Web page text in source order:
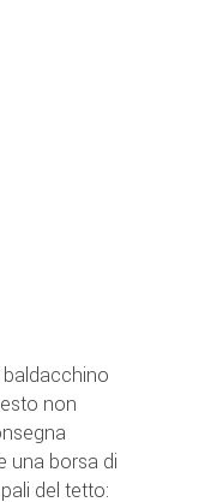
baldacchino
non
una borsa di
del tetto: